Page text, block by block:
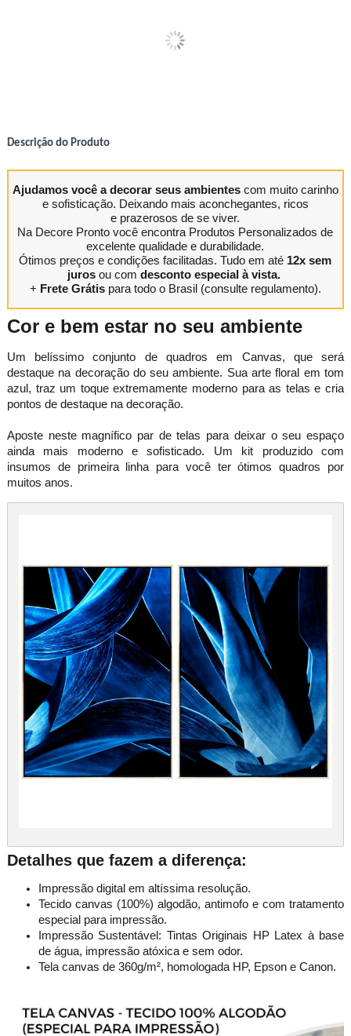
Descrição do Produto
Ajudamos você a decorar seus ambientescom muito carinho
e sofisticação. Deixando mais aconchegantes, ricos
e prazerosos de se viver.
Na Decore Pronto você encontra Produtos Personalizados de
excelente qualidade e durabilidade.
Ótimos preços e condições facilitadas. Tudo em até 12x sem
jurosou com desconto especial à vista.
+ Frete Grátispara todo o Brasil (consulte regulamento).
Cor e bem estar no seu ambiente
Um belíssimo conjunto de quadros em Canvas, que ser
destaque na decoração do seu ambiente. Sua arte floral em tom
azul, traz um toque extremamente moderno para as telas e cria
pontos de destaque na decoração.
Aposte neste magnífico par de telas para deixar o seu espaço
ainda mais moderno e sofisticado. Um kit produzido com
insumos de primeira linha para você ter ótimos quadros por
muitos anos.
Detalhes que fazem a diferença:
Impressão digital em altíssima resolução.
Tecido canvas (100%) algodão, antimofo e com tratamento
especial para impressão.
Impressão Sustentável: Tintas Originais HP Latex à base
de água, impressão atóxica e sem odor.
Tela canvas de 360g/m², homologada HP, Epson e Canon.